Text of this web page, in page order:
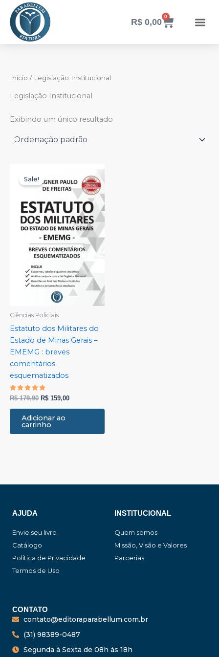
para
conteúdo
R$ 0,00
0
Carrinho
Início / Legislação Institucional
Legislação Institucional
Exibindo um único resultado
Sale!
Ciências Policiais
Estatuto dos Militares do
Estado de Minas Gerais –
EMEMG : breves
comentários
esquematizados
Avaliação
5.00
de 5
R$179,90
original
era:
R$ 179,90.
R$ 159,00
preço
atual
é:
R$ 159,00.
Adicionar ao
carrinho
AJUDA
Envie seu livro
Catálogo
Política de Privacidade
Termos de Uso
INSTITUCIONAL
Quem somos
Missão, Visão e Valores
Parcerias
CONTATO
contato@editoraparabellum.com.br
(31) 98389-0487
Segunda à Sexta de 08h às 18h